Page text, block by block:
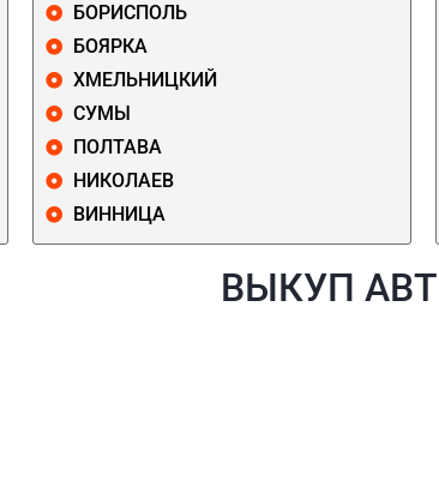
БОРИСПОЛЬ
БОЯРКА
ХМЕЛЬНИЦКИЙ
СУМЫ
ПОЛТАВА
НИКОЛАЕВ
ВИННИЦА
ВЫКУП